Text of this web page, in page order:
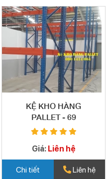
KỆ KHO HÀNG
PALLET - 69
Giá: Liên hệ
Chi tiết Liên hệ